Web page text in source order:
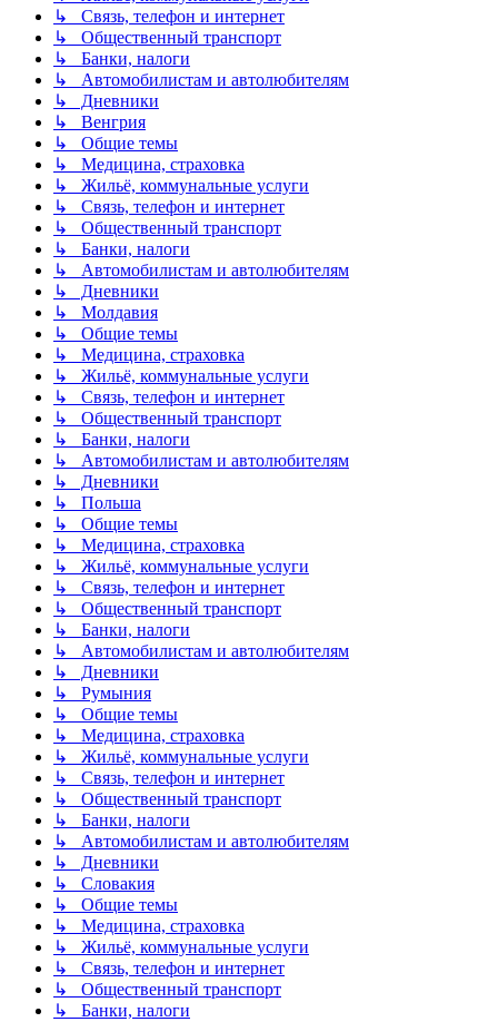
↳ Связь, телефон и интернет
↳ Общественный транспорт
↳ Банки, налоги
↳ Автомобилистам и автолюбителям
↳ Дневники
↳ Венгрия
↳ Общие темы
↳ Медицина, страховка
↳ Жильё, коммунальные услуги
↳ Связь, телефон и интернет
↳ Общественный транспорт
↳ Банки, налоги
↳ Автомобилистам и автолюбителям
↳ Дневники
↳ Молдавия
↳ Общие темы
↳ Медицина, страховка
↳ Жильё, коммунальные услуги
↳ Связь, телефон и интернет
↳ Общественный транспорт
↳ Банки, налоги
↳ Автомобилистам и автолюбителям
↳ Дневники
↳ Польша
↳ Общие темы
↳ Медицина, страховка
↳ Жильё, коммунальные услуги
↳ Связь, телефон и интернет
↳ Общественный транспорт
↳ Банки, налоги
↳ Автомобилистам и автолюбителям
↳ Дневники
↳ Румыния
↳ Общие темы
↳ Медицина, страховка
↳ Жильё, коммунальные услуги
↳ Связь, телефон и интернет
↳ Общественный транспорт
↳ Банки, налоги
↳ Автомобилистам и автолюбителям
↳ Дневники
↳ Словакия
↳ Общие темы
↳ Медицина, страховка
↳ Жильё, коммунальные услуги
↳ Связь, телефон и интернет
↳ Общественный транспорт
↳ Банки, налоги